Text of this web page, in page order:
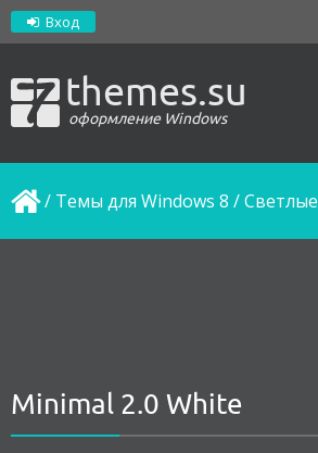
Вход
themes.su
оформление Windows
/ Темы для Windows 8 /Светлые
Minimal 2.0 White